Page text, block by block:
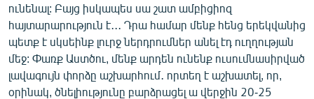
«Ազատության» բոլոր կայքերը
ունենալ: Բայց իսկապես սա շատ ամբիցիոզ
հայտարարություն է․․․ Դրա համար մենք հենց երեկվանից
պետք է սկսեինք լուրջ ներդրումներ անել էդ ուղղության
մեջ: Փառք Աստծու, մենք արդեն ունենք ուսումնասիրված
լավագույն փորձը աշխարհում․ որտեղ է աշխատել, որ,
օրինակ, ծնելիությունը բարձրացել ա վերջին 20-25